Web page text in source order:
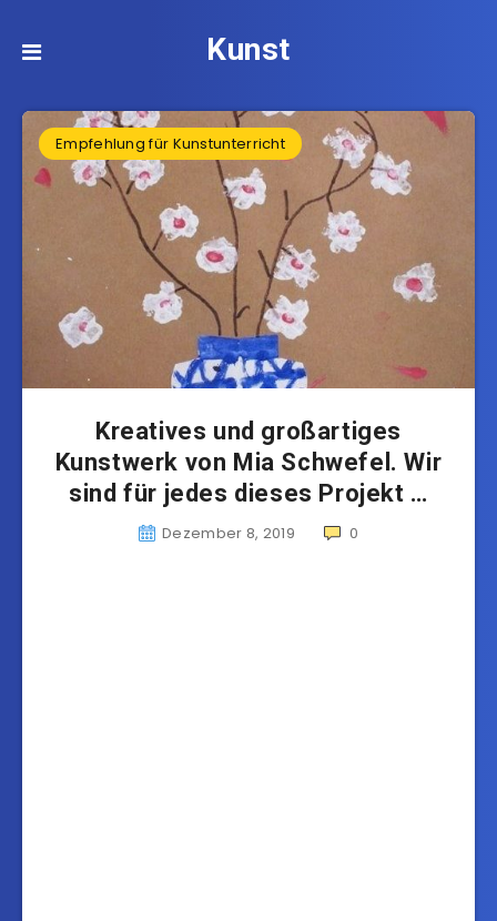
Kunst
Empfehlung für Kunstunterricht
Kreatives und großartiges
Kunstwerk von Mia Schwefel. Wir
sind für jedes dieses Projekt …
Dezember 8, 2019 0